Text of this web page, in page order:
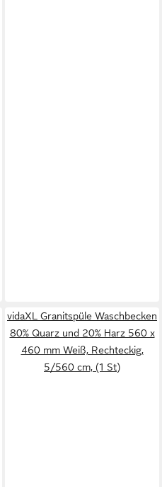
vidaXL Granitspüle Waschbecken
80% Quarz und 20% Harz 560 x
460 mm Weiß, Rechteckig,
5/560 cm, (1 St)